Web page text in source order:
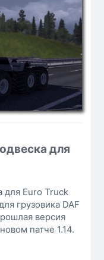
для
для Euro Truck
грузовика DAF
версия
патче 1.14.